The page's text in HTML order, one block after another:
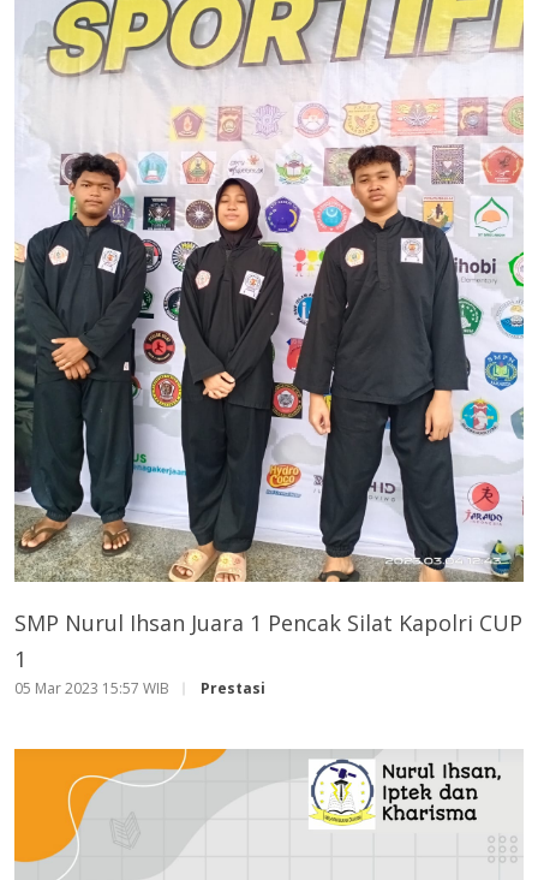
SMP Nurul Ihsan Juara 1 Pencak Silat Kapolri CUP
1
05 Mar 2023 15:57 WIB Prestasi